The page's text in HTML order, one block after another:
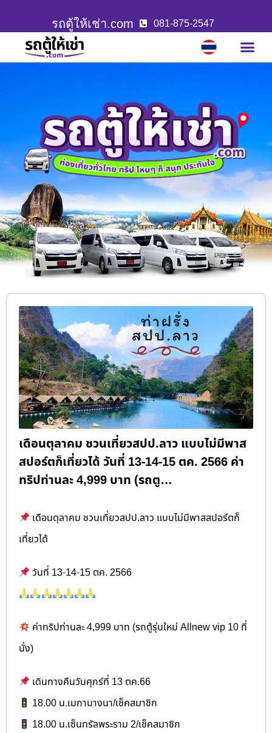
รถตู้ให้เช่า.com 081-875-2547
เดือนตุลาคม ชวนเที่ยวสปป.ลาว แบบไม่มีพาส
สปอร์ตก็เที่ยวได้ วันที่ 13-14-15 ตค. 2566 ค่า
ทริปท่านละ 4,999 บาท (รถตู…
เดือนตุลาคม ชวนเที่ยวสปป.ลาว แบบไม่มีพาสสปอร์ตก็
เที่ยวได้
วันที่ 13-14-15 ตค. 2566
ค่าทริปท่านละ 4,999 บาท (รถตู้รุ่นใหม่ Allnew vip 10 ที่
นั่ง)
เดินทางคืนวันศุกร์ที่ 13 ตค.66
18.00 น.เมกาบางนา/เช็คสมาชิก
18.00 น.เซ็นทรัลพระราม 2/เช็คสมาชิก